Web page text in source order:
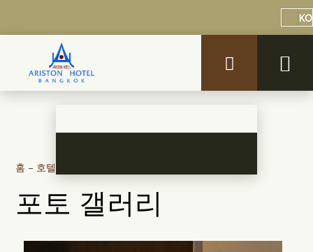
KO
홈 – 호텔에 대해
포토 갤러리